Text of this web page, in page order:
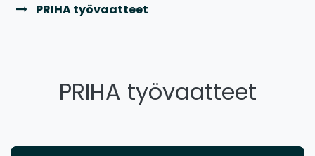
PRIHA työvaatteet
PRIHA työvaatteet